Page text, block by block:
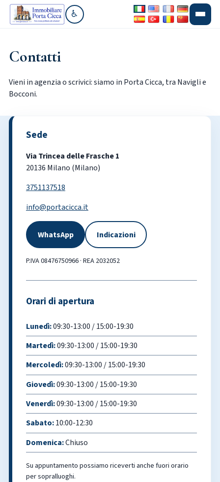
♿Vai alla sezione accessibilità
Contatti
Vieni in agenzia o scrivici: siamo in Porta Cicca, tra Navigli e
Bocconi.
Sede
Via Trincea delle Frasche 1
20136 Milano (Milano)
3751137518
info@portacicca.it
WhatsApp Indicazioni
P.IVA 08476750966 · REA 2032052
Orari di apertura
Lunedì:09:30-13:00 / 15:00-19:30
Martedì:09:30-13:00 / 15:00-19:30
Mercoledì:09:30-13:00 / 15:00-19:30
Giovedì:09:30-13:00 / 15:00-19:30
Venerdì:09:30-13:00 / 15:00-19:30
Sabato:10:00-12:30
Domenica:Chiuso
Su appuntamento possiamo riceverti anche fuori orario
per sopralluoghi.